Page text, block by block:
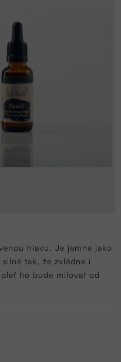
hlavu. Je jemné jako
tak, že zvládne i
ho bude milovat od